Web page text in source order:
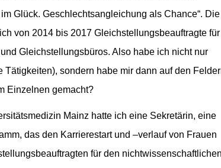
Glück. Geschlechtsangleichung als Chance“. Die
von 2014 bis 2017 Gleichstellungsbeauftragte für
Gleichstellungsbüros. Also habe ich nicht nur
sondern habe mir dann auf den
Einzelnen gemacht?
Mainz hatte ich eine Sekretärin, eine
das den Karrierestart und –verlauf von Frauen
für den nichtwissenschaftlichen